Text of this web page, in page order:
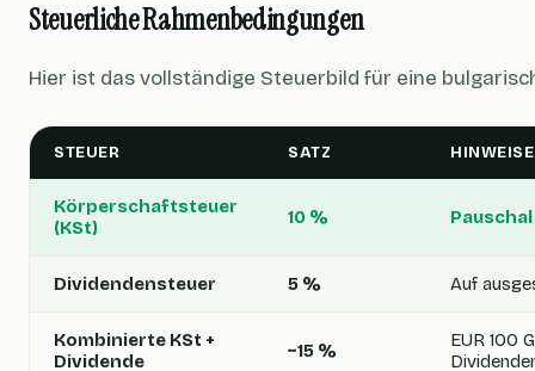
Steuerliche Rahmenbedingungen
Hier ist das vollständige Steuerbild für eine
STEUER SATZ HINWEISE
Körperschaftsteuer
(KSt)
10 %
Dividendensteuer 5 % Auf
Kombinierte KSt +
Dividende
~15 %
EUR 100